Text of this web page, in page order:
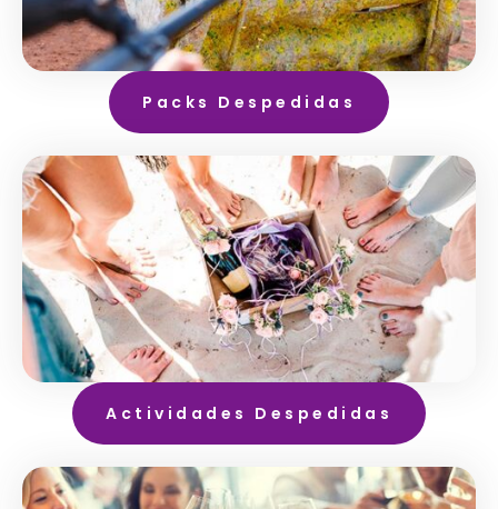
Packs Despedidas
Actividades Despedidas